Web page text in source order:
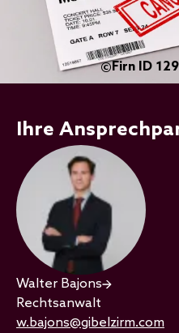
©Firn ID
Ihre
Walter Bajons
Rechtsanwalt
w.bajons@gibelzirm.com